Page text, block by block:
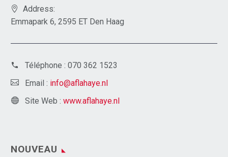
Address:
Emmapark 6, 2595 ET Den Haag
Téléphone : 070 362 1523
Email : info@aflahaye.nl
Site Web : www.aflahaye.nl
NOUVEAU